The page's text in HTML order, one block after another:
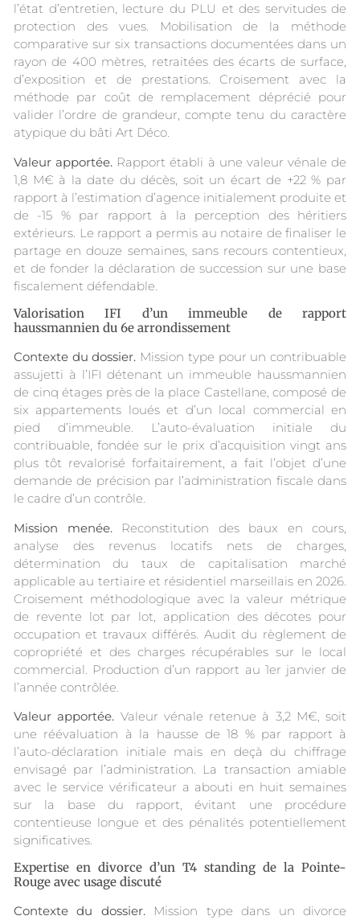
l’état d’entretien, lecture du PLU et des servitudes de
protection des vues. Mobilisation de la méthode
comparative sur six transactions documentées dans un
rayon de 400 mètres, retraitées des écarts de surface,
d’exposition et de prestations. Croisement avec la
méthode par coût de remplacement déprécié pour
valider l’ordre de grandeur, compte tenu du caractère
atypique du bâti Art Déco.
Valeur apportée. Rapport établi à une valeur vénale de
1,8 M€ à la date du décès, soit un écart de +22 % par
rapport à l’estimation d’agence initialement produite et
de -15 % par rapport à la perception des héritiers
extérieurs. Le rapport a permis au notaire de finaliser le
partage en douze semaines, sans recours contentieux,
et de fonder la déclaration de succession sur une base
fiscalement défendable.
Valorisation IFI d’un immeuble de rapport
haussmannien du 6e arrondissement
Contexte du dossier. Mission type pour un contribuable
assujetti à l’IFI détenant un immeuble haussmannien
de cinq étages près de la place Castellane, composé de
six appartements loués et d’un local commercial en
pied d’immeuble. L’auto-évaluation initiale du
contribuable, fondée sur le prix d’acquisition vingt ans
plus tôt revalorisé forfaitairement, a fait l’objet d’une
demande de précision par l’administration fiscale dans
le cadre d’un contrôle.
Mission menée. Reconstitution des baux en cours,
analyse des revenus locatifs nets de charges,
détermination du taux de capitalisation marché
applicable au tertiaire et résidentiel marseillais en 2026.
Croisement méthodologique avec la valeur métrique
de revente lot par lot, application des décotes pour
occupation et travaux différés. Audit du règlement de
copropriété et des charges récupérables sur le local
commercial. Production d’un rapport au 1er janvier de
l’année contrôlée.
Valeur apportée. Valeur vénale retenue à 3,2 M€, soit
une réévaluation à la hausse de 18 % par rapport à
l’auto-déclaration initiale mais en deçà du chiffrage
envisagé par l’administration. La transaction amiable
avec le service vérificateur a abouti en huit semaines
sur la base du rapport, évitant une procédure
contentieuse longue et des pénalités potentiellement
significatives.
Expertise en divorce d’un T4 standing de la Pointe-
Rouge avec usage discuté
Contexte du dossier.Mission type dans un divorce